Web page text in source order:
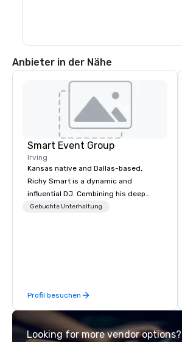
Anbieter in der Nähe
Smart Event Group
Irving
Kansas native and Dallas-based,
Richy Smart is a dynamic and
influential DJ. Combining his deep
musical knowledge with exceptional
Gebuchte Unterhaltung
Profil besuchen
Looking for more vendor options?